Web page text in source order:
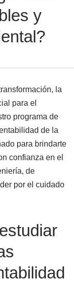
y
la
para el
programa de
de la
para brindarte
confianza en el
de
por el cuidado